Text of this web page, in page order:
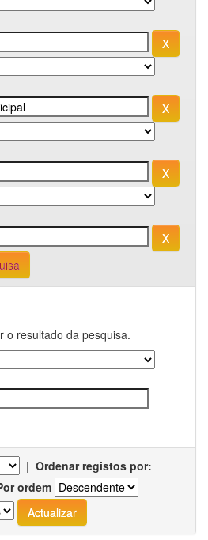
o resultado da pesquisa.
| Ordenar registos por:
ordem